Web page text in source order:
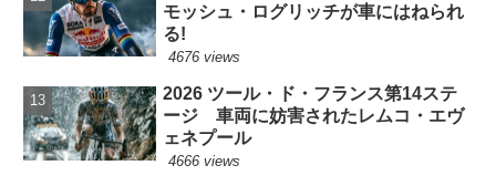
モッシュ・ログリッチが車にはねられ
る!
4676 views
2026 ツール・ド・フランス第14ステ
ージ 車両に妨害されたレムコ・エヴ
ェネプール
4666 views